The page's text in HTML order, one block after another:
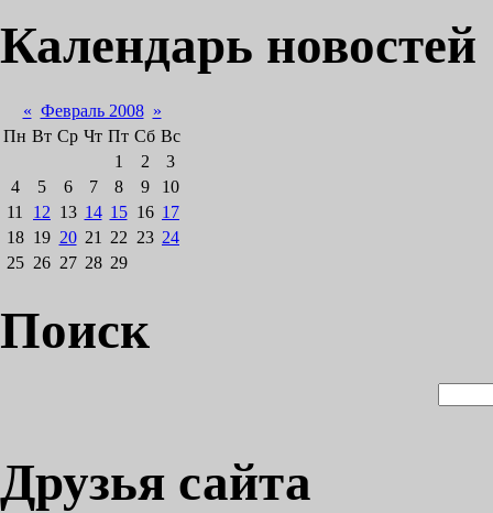
Календарь новостей
« Февраль 2008 »
Пн Вт Ср Чт Пт Сб Вс
1
2
3
4
5 6 7 8 9
10
11
12 13 14 15 16 17
18 19 20 21 22 23 24
25 26 27 28 29
Поиск
Друзья сайта